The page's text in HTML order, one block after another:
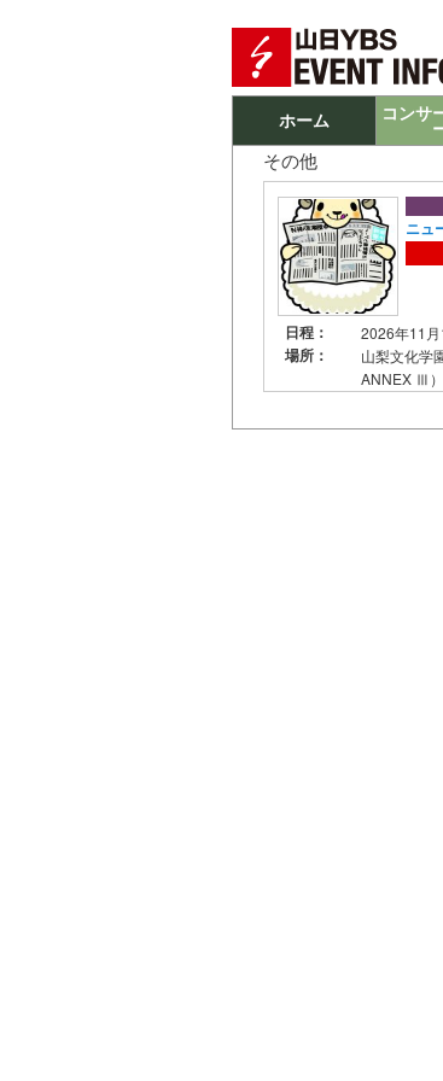
Main menu
Skip to primary content
Skip to secondary content
ホーム コンサ
その他
ニュ
日程： 2026年11月
場所：
山梨文化学
ANNEX Ⅲ）